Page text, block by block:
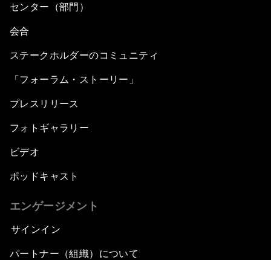
センター（部門）
会合
ステークホルダーのコミュニティ
「フォーラム・ストーリー」
プレスリリース
フォトギャラリー
ビデオ
ポッドキャスト
エンゲージメント
サインイン
パートナー（組織）について